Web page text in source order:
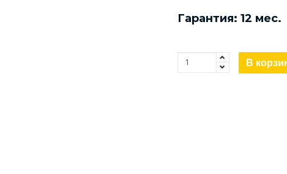
Гарантия: 12 мес.
В